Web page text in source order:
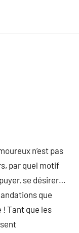
n’est pas
par quel motif
se désirer…
que
! Tant que les